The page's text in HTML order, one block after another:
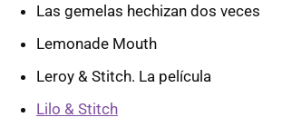
Las gemelas hechizan dos veces
Lemonade Mouth
Leroy & Stitch. La película
Lilo & Stitch